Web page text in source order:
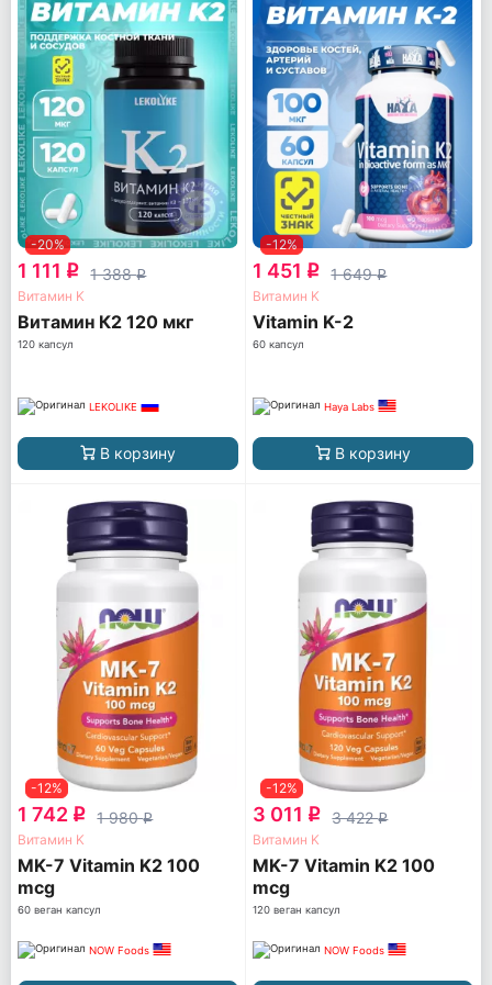
-20%
1 111 q 1 388q
Витамин K
Витамин К2 120 мкг
120 капсул
LEKOLIKE
В корзину
-12%
1 451 q 1 649q
Витамин K
Vitamin K-2
60 капсул
Haya Labs
В корзину
-12%
1 742 q 1 980q
Витамин K
MK-7 Vitamin K2 100
mcg
60 веган капсул
NOW Foods
-12%
3 011 q 3 422q
Витамин K
MK-7 Vitamin K2 100
mcg
120 веган капсул
NOW Foods